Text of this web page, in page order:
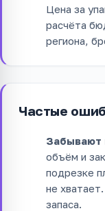
Цена за
расчёта
региона,
Частые
Забывают
объём и
подрезке
не
запаса.